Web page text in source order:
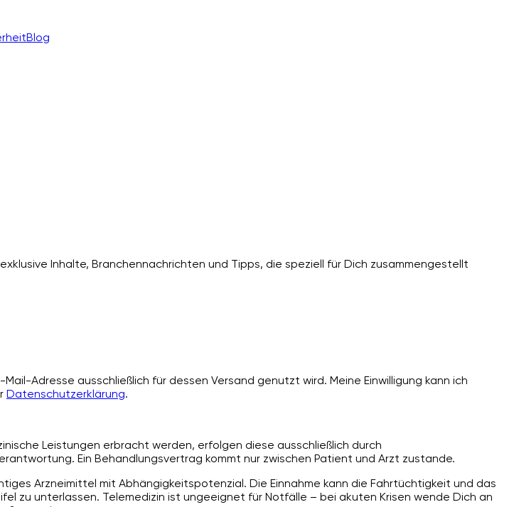
Blog
Inhalte, Branchennachrichten und Tipps, die speziell für Dich zusammengestellt
Adresse ausschließlich für dessen Versand genutzt wird. Meine Einwilligung kann ich
Datenschutzerklärung.
Leistungen erbracht werden, erfolgen diese ausschließlich durch
Ein Behandlungsvertrag kommt nur zwischen Patient und Arzt zustande.
Arzneimittel mit Abhängigkeitspotenzial. Die Einnahme kann die Fahrtüchtigkeit und das
zu unterlassen. Telemedizin ist ungeeignet für Notfälle – bei akuten Krisen wende Dich an